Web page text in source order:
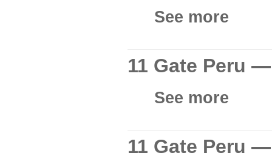
See more
11 Gate Peru
See more
11 Gate Peru